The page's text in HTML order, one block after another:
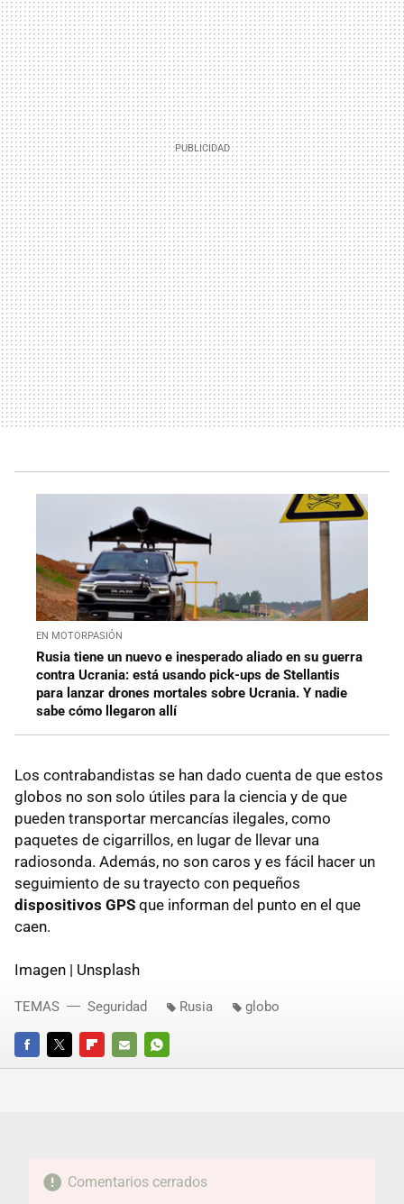
EN MOTORPASIÓN
Rusia tiene un nuevo e inesperado aliado en su guerra
contra Ucrania: está usando pick-ups de Stellantis
para lanzar drones mortales sobre Ucrania. Y nadie
sabe cómo llegaron allí
Los contrabandistas se han dado cuenta de que estos
globos no son solo útiles para la ciencia y de que
pueden transportar mercancías ilegales, como
paquetes de cigarrillos, en lugar de llevar una
radiosonda. Además, no son caros y es fácil hacer un
seguimiento de su trayecto con pequeños
dispositivos GPS que informan del punto en el que
caen.
Imagen | Unsplash
FACEBOOKTWITTERFLIPBOARD
E-
WHATSAPP
TEMAS Seguridad Rusia globo
Comentarios cerrados